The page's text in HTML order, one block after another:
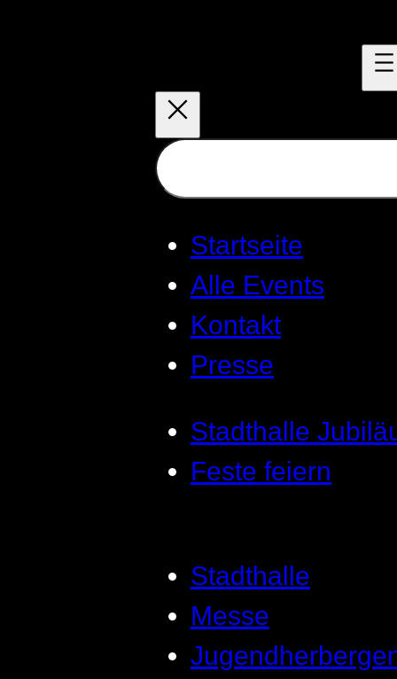
Suchen
Startseite
Alle Events
Kontakt
Presse
Stadthalle
Feste feiern
Stadthalle
Messe